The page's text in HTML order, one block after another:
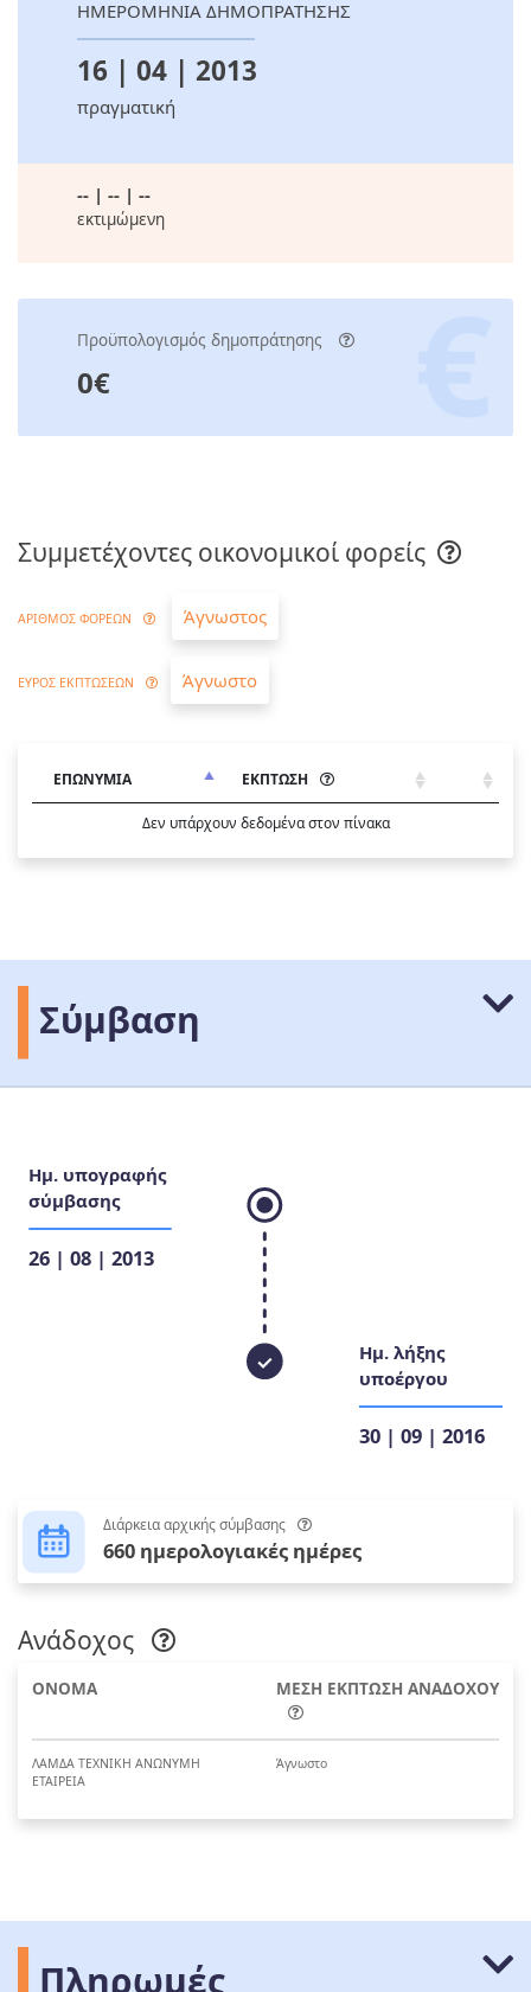
ΗΜΕΡΟΜΗΝΙΑ ΔΗΜΟΠΡΑΤΗΣΗΣ
16 | 04 | 2013
πραγματική
-- | -- | --
εκτιμώμενη
Προϋπολογισμός δημοπράτησης
0€
Συμμετέχοντες οικονομικοί φορείς
ΑΡΙΘΜΟΣ ΦΟΡΕΩΝ Άγνωστος
ΕΥΡΟΣ ΕΚΠΤΩΣΕΩΝ Άγνωστο
ΕΠΩΝΥΜΙΑ ΕΚΠΤΩΣΗ
Δεν υπάρχουν δεδομένα στον πίνακα
Σύμβαση
Ημ. υπογραφής
σύμβασης
26 | 08 | 2013
Ημ. λήξης
υποέργου
30 | 09 | 2016
Διάρκεια αρχικής σύμβασης
660 ημερολογιακές ημέρες
Ανάδοχος
ΟΝΟΜΑ ΜΕΣΗ ΕΚΠΤΩΣΗ ΑΝΑΔΟΧΟΥ
ΛΑΜΔΑ ΤΕΧΝΙΚΗ ΑΝΩΝΥΜΗ
ΕΤΑΙΡΕΙΑ
Άγνωστο
Πληρωμές